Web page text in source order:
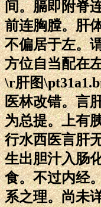
间。膈即附脊
前连胸膛。肝
不偏居于左。
方位自当配在
\r肝图
医林改错。言
为总提。上有
行水西医言肝
生出胆汁入肠
食。不过内经
系之理。尚未